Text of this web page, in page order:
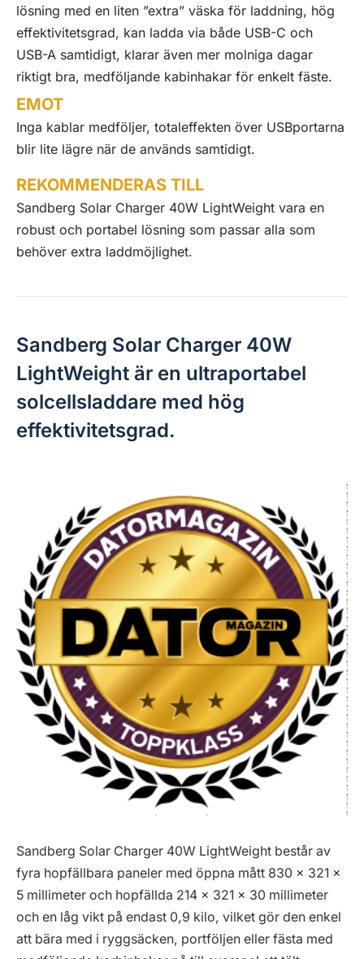
lösning med en liten ”extra” väska för laddning, hög
effektivitetsgrad, kan ladda via både USB-C och
USB-A samtidigt, klarar även mer molniga dagar
riktigt bra, medföljande kabinhakar för enkelt fäste.
EMOT
Inga kablar medföljer, totaleffekten över USBportarna
blir lite lägre när de används samtidigt.
REKOMMENDERAS TILL
Sandberg Solar Charger 40W LightWeight vara en
robust och portabel lösning som passar alla som
behöver extra laddmöjlighet.
Sandberg Solar Charger 40W
LightWeight är en ultraportabel
solcellsladdare med hög
effektivitetsgrad.
Sandberg Solar Charger 40W LightWeight består av
fyra hopfällbara paneler med öppna mått 830 × 321 ×
5 millimeter och hopfällda 214 × 321 × 30 millimeter
och en låg vikt på endast 0,9 kilo, vilket gör den enkel
att bära med i ryggsäcken, portföljen eller fästa med